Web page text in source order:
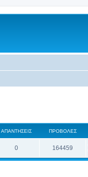
ΑΠΑΝΤΉΣΕΙΣ ΠΡΟΒΟΛΈΣ
0 164459